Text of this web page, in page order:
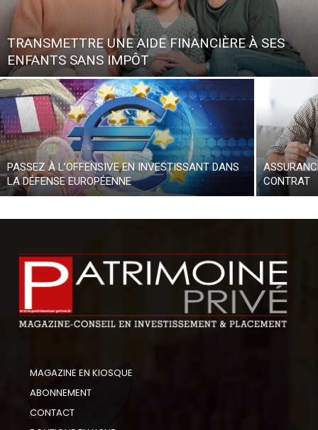
TRANSMETTRE UNE AIDE FINANCIÈRE À SES
ENFANTS SANS IMPÔT
PASSEZ À L’OFFENSIVE EN INVESTISSANT DANS
LA DÉFENSE EUROPÉENNE
CONTRAT
MAGAZINE EN KIOSQUE
ABONNEMENT
CONTACT